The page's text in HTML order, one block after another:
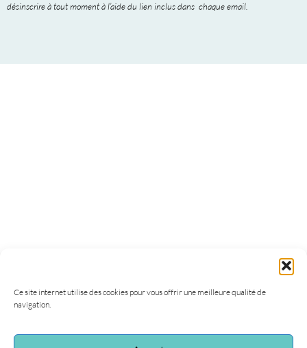
Ce site internet utilise des cookies pour vous offrir une meilleure qualité de
navigation.
désinscrire à tout moment à l’aide du lien inclus dans chaque email.